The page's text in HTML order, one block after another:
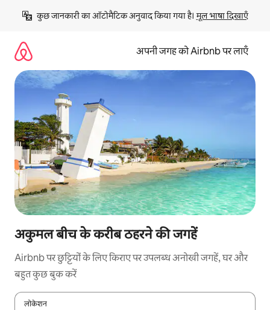
छोड़कर
कॉन्टेंट
कुछ जानकारी का ऑटोमैटिक अनुवाद किया गया है। मूल भाषा दिखाएँ
अपनी जगह को Airbnb पर लाएँ
अकुमल बीच के करीब ठहरने की जगहें
Airbnb पर छुट्टियों के लिए किराए पर उपलब्ध अनोखी जगहें, घर और
बहुत कुछ बुक करें
लोकेशन